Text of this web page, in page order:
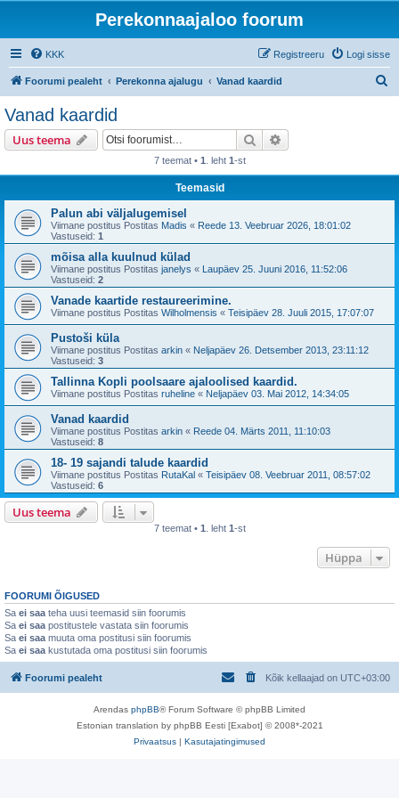
Perekonnaajaloo foorum
KKK Logi sisse
Registreeru
Foorumi pealeht Perekonna ajalugu Vanad kaardid
Vanad kaardid
Uus teema Otsi
7 teemat • 1 . leht 1-st
Teemasid
Palun abi väljalugemisel
Viimane postitus Postitas Madis « Reede 13. Veebruar 2026, 18:01:02
Vastuseid: 1
mõisa alla kuulnud külad
Viimane postitus Postitas janelys « Laupäev 25. Juuni 2016, 11:52:06
Vastuseid: 2
Vanade kaartide restaureerimine.
Viimane postitus Postitas Wilholmensis « Teisipäev 28. Juuli 2015, 17:07:07
Pustoši küla
Viimane postitus Postitas arkin « Neljapäev 26. Detsember 2013, 23:11:12
Vastuseid: 3
Tallinna Kopli poolsaare ajaloolised kaardid.
Viimane postitus Postitas ruheline « Neljapäev 03. Mai 2012, 14:34:05
Vanad kaardid
Viimane postitus Postitas arkin « Reede 04. Märts 2011, 11:10:03
Vastuseid: 8
18- 19 sajandi talude kaardid
Viimane postitus Postitas RutaKal « Teisipäev 08. Veebruar 2011, 08:57:02
Vastuseid: 6
Uus teema
7 teemat • 1 . leht 1-st
Hüppa
FOORUMI ÕIGUSED
Sa ei saa teha uusi teemasid siin foorumis
Sa ei saa postitustele vastata siin foorumis
Sa ei saa muuta oma postitusi siin foorumis
Sa ei saa kustutada oma postitusi siin foorumis
Foorumi pealeht Kõik kellaajad on UTC+03:00
Arendas phpBB® Forum Software © phpBB Limited
Estonian translation by phpBB Eesti [Exabot] © 2008*-2021
Privaatsus | Kasutajatingimused